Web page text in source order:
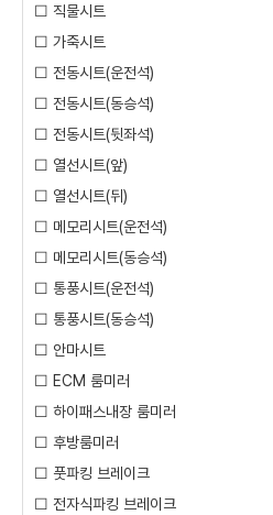
☐ 직물시트
☐ 가죽시트
☐ 전동시트(운전석)
☐ 전동시트(동승석)
☐ 전동시트(뒷좌석)
☐ 열선시트(앞)
☐ 열선시트(뒤)
☐ 메모리시트(운전석)
☐ 메모리시트(동승석)
☐ 통풍시트(운전석)
☐ 통풍시트(동승석)
☐ 안마시트
☐ ECM 룸미러
☐ 하이패스내장 룸미러
☐ 후방룸미러
☐ 풋파킹 브레이크
☐ 전자식파킹 브레이크